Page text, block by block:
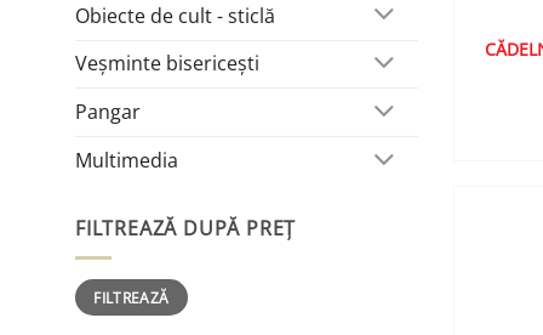
Obiecte de cult - sticlă
Veșminte bisericești
Pangar
Multimedia
FILTREAZĂ DUPĂ PREȚ
Preț
minim
Preț
maxim
FILTREAZĂ